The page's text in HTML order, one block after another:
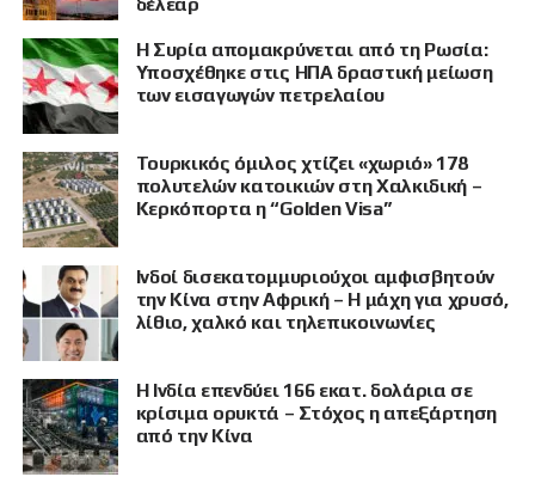
Η Συρία απομακρύνεται από τη Ρωσία:
Υποσχέθηκε στις ΗΠΑ δραστική μείωση
των εισαγωγών πετρελαίου
Τουρκικός όμιλος χτίζει «χωριό» 178
πολυτελών κατοικιών στη Χαλκιδική –
Κερκόπορτα η “Golden Visa”
Ινδοί δισεκατομμυριούχοι αμφισβητούν
την Κίνα στην Αφρική – Η μάχη για χρυσό,
λίθιο, χαλκό και τηλεπικοινωνίες
Η Ινδία επενδύει 166 εκατ. δολάρια σε
κρίσιμα ορυκτά – Στόχος η απεξάρτηση
από την Κίνα